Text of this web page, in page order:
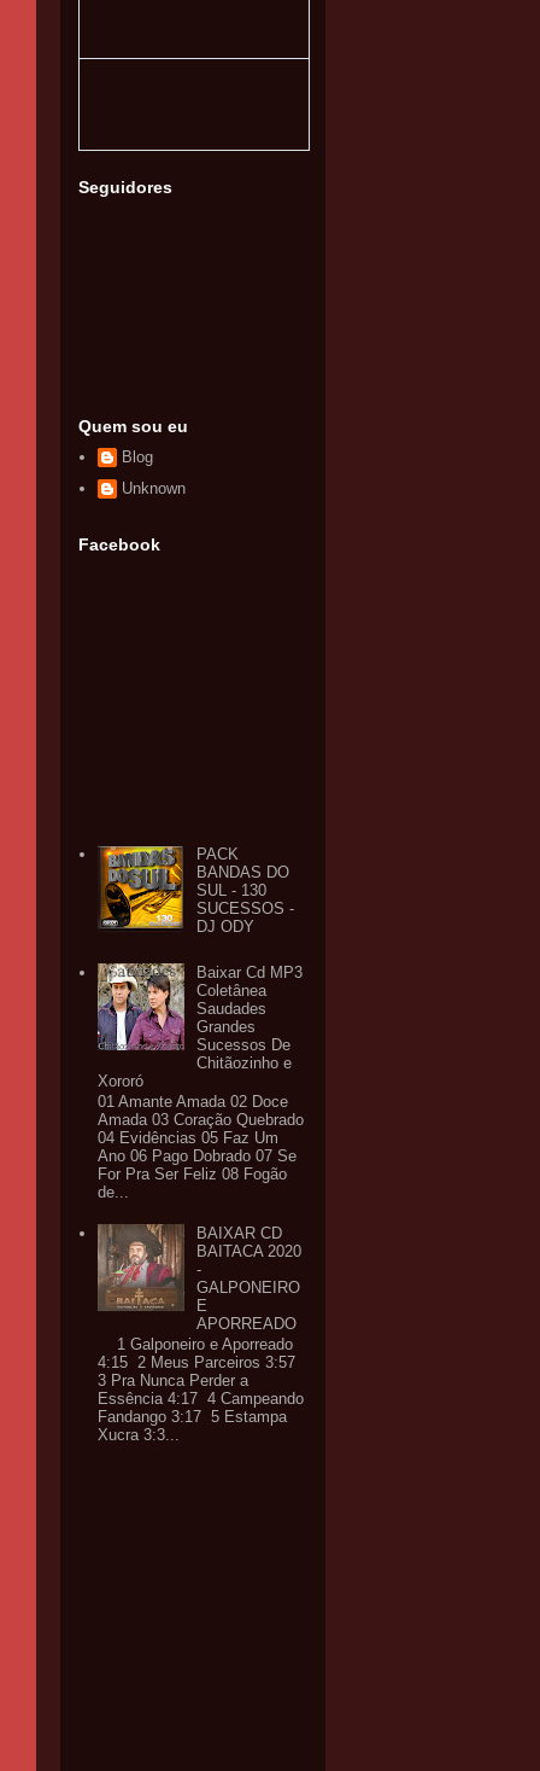
Seguidores
Quem sou eu
Blog
Unknown
Facebook
PACK
BANDAS DO
SUL - 130
SUCESSOS -
DJ ODY
Baixar Cd MP3
Coletânea
Saudades
Grandes
Sucessos De
Chitãozinho e
Xororó
01 Amante Amada 02 Doce
Amada 03 Coração Quebrado
04 Evidências 05 Faz Um
Ano 06 Pago Dobrado 07 Se
For Pra Ser Feliz 08 Fogão
de...
BAIXAR CD
BAITACA 2020
-
GALPONEIRO
E
APORREADO
1 Galponeiro e Aporreado
4:15 2 Meus Parceiros 3:57
3 Pra Nunca Perder a
Essência 4:17 4 Campeando
Fandango 3:17 5 Estampa
Xucra 3:3...